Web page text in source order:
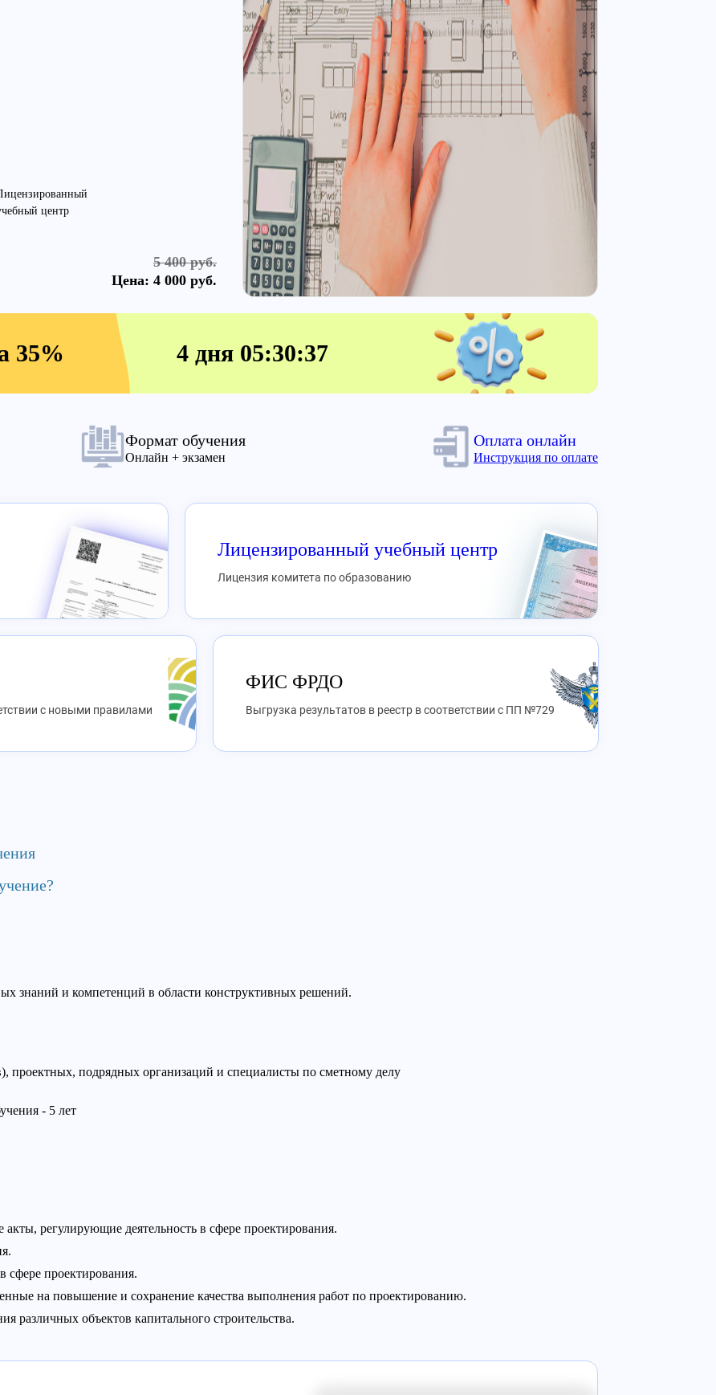
центр
5 400 руб.
Цена: 4 000 руб.
35% 4 дня 05:30:36
Формат обучения
Онлайн + экзамен
Оплата онлайн
Инструкция по оплате
Лицензированный учебный центр
Лицензия комитета по образованию
с новыми правилами
ФИС ФРДО
Выгрузка результатов в реестр в соответствии с ПП №729
знаний и компетенций в области конструктивных решений.
проектных, подрядных организаций и специалисты по сметному делу
- 5 лет
регулирующие деятельность в сфере проектирования.
проектирования.
на повышение и сохранение качества выполнения работ по проектированию.
различных объектов капитального строительства.